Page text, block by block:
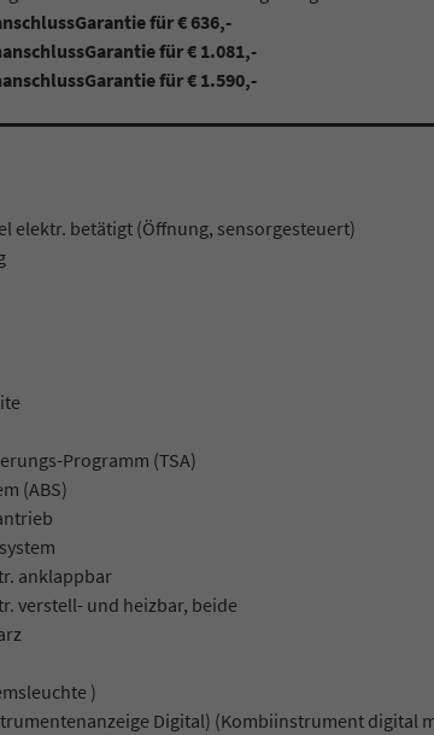
für € 636,-
für € 1.081,-
für € 1.590,-
elektr. betätigt (Öffnung, sensorgesteuert)
Programm (TSA)
(ABS)
anklappbar
verstell- und heizbar, beide
)
Digital) (Kombiinstrument digital